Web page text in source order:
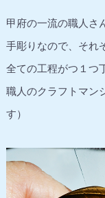
甲府の一流の職人さ
手彫りなので、それ
全ての工程がつ１つ
職人のクラフトマン
す）